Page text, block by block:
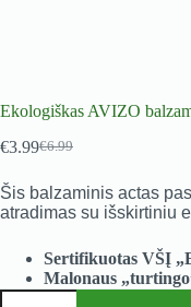
Ekologiškas AVIZO
€6.99
Original
was:
€6.99.
€3.99Current
is:
€3.99.
Šis balzaminis actas
atradimas su išskirtiniu
Sertifikuotas VŠĮ
Malonaus
produkto